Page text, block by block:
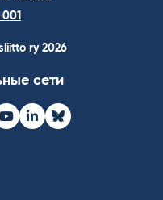
ry 2026
сети
Youtube
LinkedInBluesky